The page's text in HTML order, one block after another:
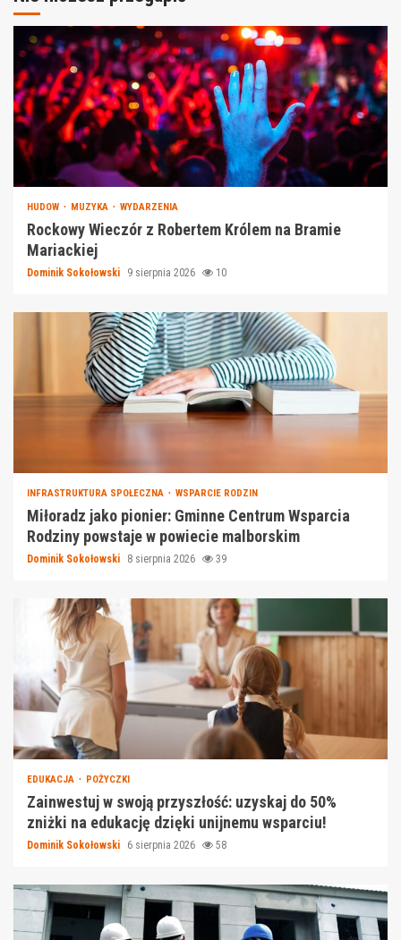
HUDOW MUZYKA WYDARZENIA
Rockowy Wieczór z Robertem Królem na Bramie
Mariackiej
Dominik Sokołowski 9 sierpnia 2026 10
INFRASTRUKTURA SPOŁECZNA WSPARCIE RODZIN
Miłoradz jako pionier: Gminne Centrum Wsparcia
Rodziny powstaje w powiecie malborskim
Dominik Sokołowski 8 sierpnia 2026 39
EDUKACJA POŻYCZKI
Zainwestuj w swoją przyszłość: uzyskaj do 50%
zniżki na edukację dzięki unijnemu wsparciu!
Dominik Sokołowski 6 sierpnia 2026 58